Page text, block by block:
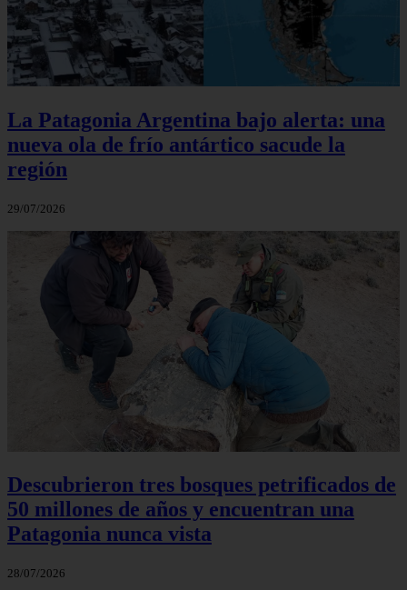
La Patagonia Argentina bajo alerta: una
nueva ola de frío antártico sacude la
región
29/07/2026
Descubrieron tres bosques petrificados de
50 millones de años y encuentran una
Patagonia nunca vista
28/07/2026